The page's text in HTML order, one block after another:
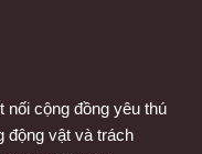
nối cộng đồng yêu thú
vật và trách